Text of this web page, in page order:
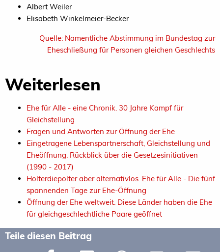
Albert Weiler
Elisabeth Winkelmeier-Becker
Quelle: Namentliche Abstimmung im Bundestag zur
Eheschließung für Personen gleichen Geschlechts
Weiterlesen
Ehe für Alle - eine Chronik. 30 Jahre Kampf für
Gleichstellung
Fragen und Antworten zur Öffnung der Ehe
Eingetragene Lebenspartnerschaft, Gleichstellung und
Eheöffnung. Rückblick über die Gesetzesinitiativen
(1990 - 2017)
Holterdiepolter aber alternativlos. Ehe für Alle - Die fünf
spannenden Tage zur Ehe-Öffnung
Öffnung der Ehe weltweit. Diese Länder haben die Ehe
für gleichgeschlechtliche Paare geöffnet
Teile diesen Beitrag